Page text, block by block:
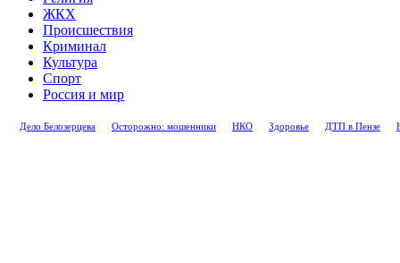
ЖКХ
Происшествия
Криминал
Культура
Спорт
Россия и мир
Дело Белозерцева Осторожно: мошенники НКО Здоровье ДТП в Пензе